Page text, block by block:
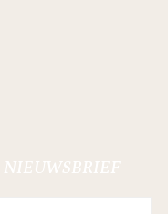
NIEUWSBRIEF